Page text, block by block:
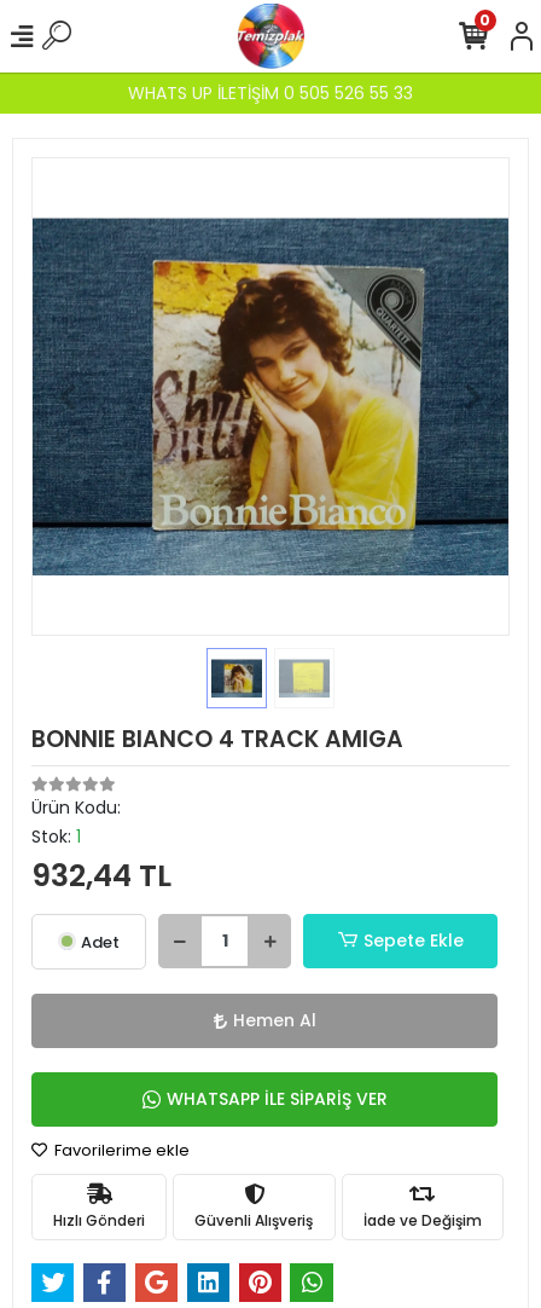
WHATS UP İLETİŞİM 0 505 526 55 33
0
BONNIE BIANCO 4 TRACK AMIGA
Ürün Kodu:
Stok: 1
932,44 TL
Adet Sepete Ekle
Hemen Al
WHATSAPP İLE SİPARİŞ VER
Favorilerime ekle
Hızlı Gönderi Güvenli Alışveriş İade ve Değişim